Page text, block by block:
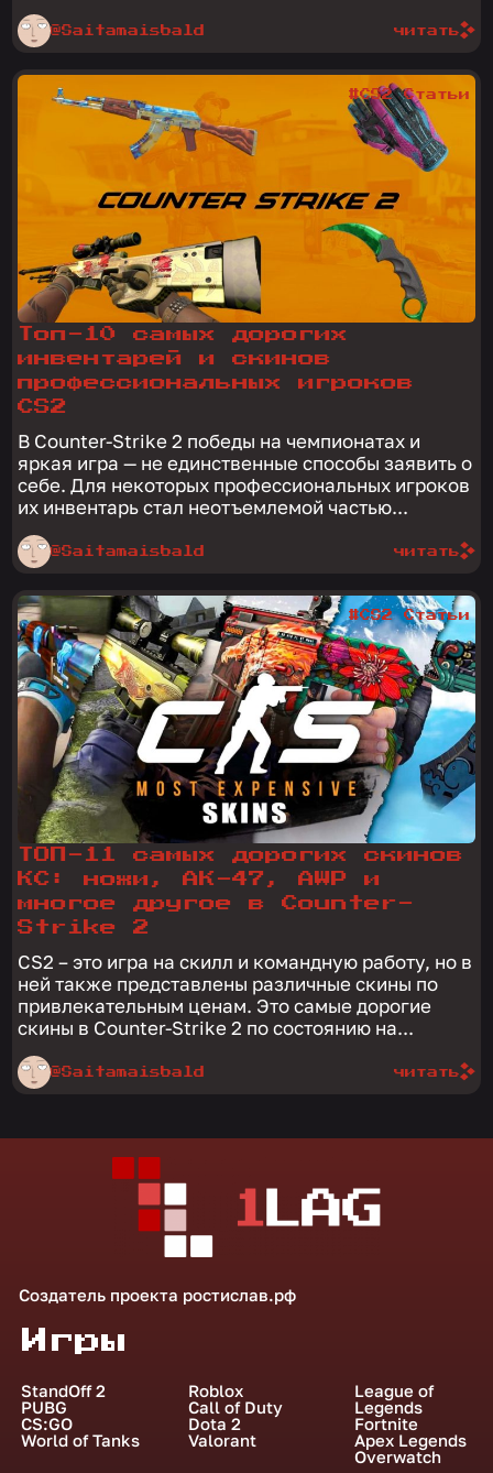
@Saitamaisbald читать
Топ-10 самых дорогих
инвентарей и скинов
профессиональных игроков
CS2
В Counter-Strike 2 победы на чемпионатах и
яркая игра — не единственные способы заявить о
себе. Для некоторых профессиональных игроков
их инвентарь стал неотъемлемой частью...
@Saitamaisbald
#CS2 Статьи
читать
ТОП-11 самых дорогих скинов
КС: ножи, АК-47, AWP и
многое другое в Counter-
Strike 2
CS2 – это игра на скилл и командную работу, но в
ней также представлены различные скины по
привлекательным ценам. Это самые дорогие
скины в Counter-Strike 2 по состоянию на...
@Saitamaisbald
#CS2 Статьи
читать
Создатель проекта ростислав.рф
Игры
StandOff 2
PUBG
CS:GO
World of Tanks
Roblox
Call of Duty
Dota 2
Valorant
League of
Legends
Fortnite
Apex Legends
Overwatch